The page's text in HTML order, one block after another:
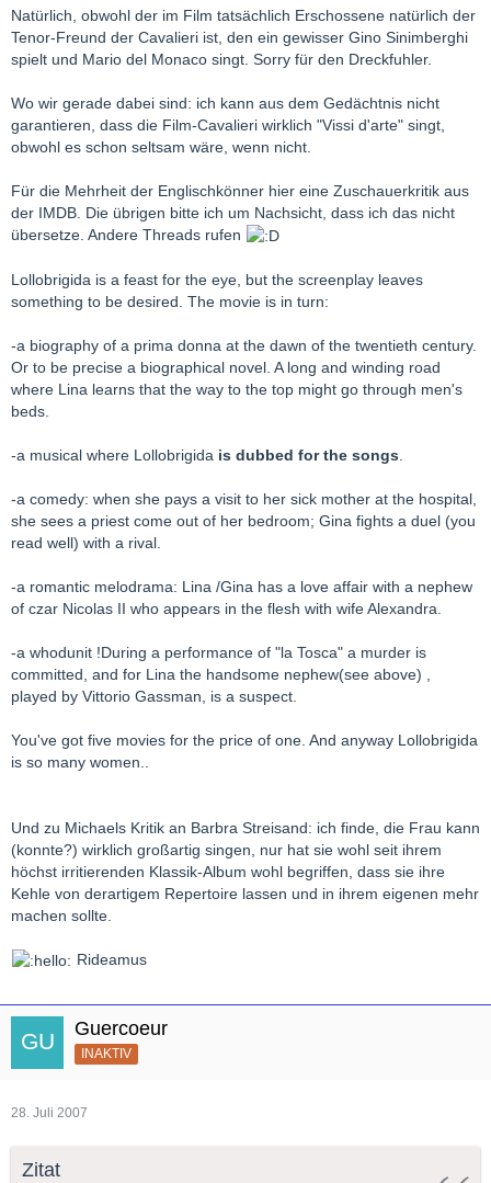
Natürlich, obwohl der im Film tatsächlich Erschossene natürlich der
Tenor-Freund der Cavalieri ist, den ein gewisser Gino Sinimberghi
spielt und Mario del Monaco singt. Sorry für den Dreckfuhler.
Wo wir gerade dabei sind: ich kann aus dem Gedächtnis nicht
garantieren, dass die Film-Cavalieri wirklich "Vissi d'arte" singt,
obwohl es schon seltsam wäre, wenn nicht.
Für die Mehrheit der Englischkönner hier eine Zuschauerkritik aus
der IMDB. Die übrigen bitte ich um Nachsicht, dass ich das nicht
übersetze. Andere Threads rufen
Lollobrigida is a feast for the eye, but the screenplay leaves
something to be desired. The movie is in turn:
-a biography of a prima donna at the dawn of the twentieth century.
Or to be precise a biographical novel. A long and winding road
where Lina learns that the way to the top might go through men's
beds.
-a musical where Lollobrigida is dubbed for the songs
-a comedy: when she pays a visit to her sick mother at the hospital,
she sees a priest come out of her bedroom; Gina fights a duel (you
read well) with a rival.
-a romantic melodrama: Lina /Gina has a love affair with a nephew
of czar Nicolas II who appears in the flesh with wife Alexandra.
-a whodunit !During a performance of "la Tosca" a murder is
committed, and for Lina the handsome nephew(see above) ,
played by Vittorio Gassman, is a suspect.
You've got five movies for the price of one. And anyway Lollobrigida
is so many women..
Und zu Michaels Kritik an Barbra Streisand: ich finde, die Frau kann
(konnte?) wirklich großartig singen, nur hat sie wohl seit ihrem
höchst irritierenden Klassik-Album wohl begriffen, dass sie ihre
Kehle von derartigem Repertoire lassen und in ihrem eigenen mehr
machen sollte.
Rideamus
Guercoeur
INAKTIV
28. Juli 2007
Zitat